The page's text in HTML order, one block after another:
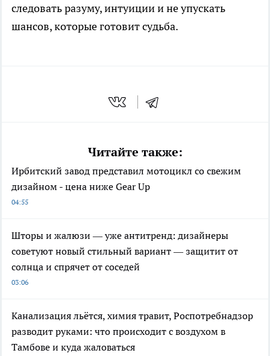
следовать разуму, интуиции и не упускать
шансов, которые готовит судьба.
Читайте также:
Ирбитский завод представил мотоцикл со свежим
дизайном - цена ниже Gear Up
04:55
Шторы и жалюзи — уже антитренд: дизайнеры
советуют новый стильный вариант — защитит от
солнца и спрячет от соседей
03:06
Канализация льётся, химия травит, Роспотребнадзор
разводит руками: что происходит с воздухом в
Тамбове и куда жаловаться